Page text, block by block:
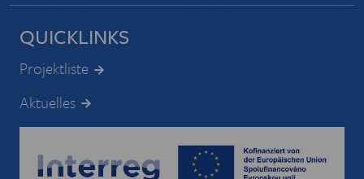
QUICKLINKS
Projektliste
Aktuelles